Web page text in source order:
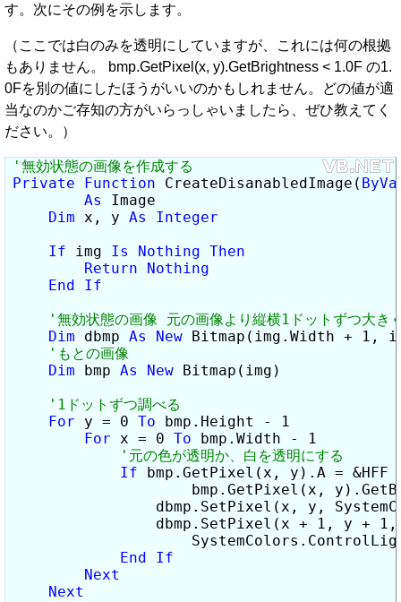
す。次にその例を示します。
（ここでは白のみを透明にしていますが、これには何の根拠
もありません。 bmp.GetPixel(x, y).GetBrightness < 1.0F の1.
0Fを別の値にしたほうがいいのかもしれません。どの値が適
当なのかご存知の方がいらっしゃいましたら、ぜひ教えてく
ださい。）
Private
Function CreateDisanabledImage(
As
Image
Dim x, y As
Integer
If img Is Nothing Then
Return
Nothing
End
If
Dim dbmp As New Bitmap(img.Width + 1,
Dim bmp As New Bitmap(img)
For y = 0 To bmp.Height - 1
For x = 0 To bmp.Width - 1
If bmp.GetPixel(x, y).A = &HFF
bmp.GetPixel(x,
dbmp.SetPixel(x, y,
dbmp.SetPixel(x + 1, y + 1,
End
If
Next
Next